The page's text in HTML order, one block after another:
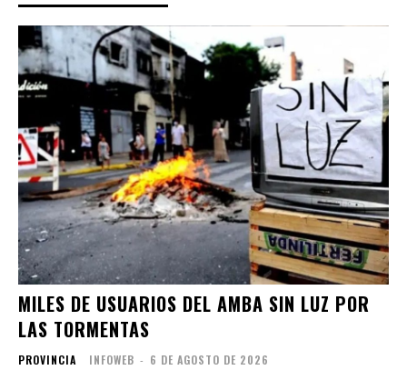
MILES DE USUARIOS DEL AMBA SIN LUZ POR
LAS TORMENTAS
PROVINCIA INFOWEB - 6 DE AGOSTO DE 2026